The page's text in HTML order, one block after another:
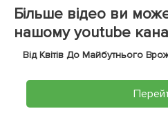
Більше відео ви
нашому youtube
Від Квітів До Майбутнього